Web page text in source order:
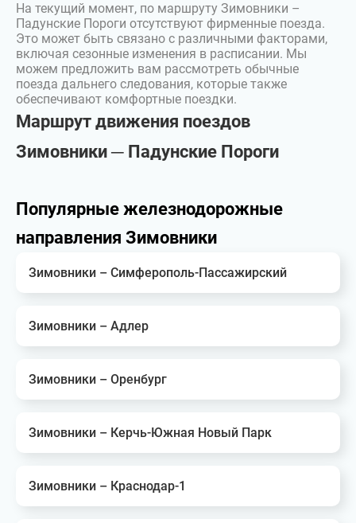
На текущий момент, по маршруту Зимовники –
Падунские Пороги отсутствуют фирменные поезда.
Это может быть связано с различными факторами,
включая сезонные изменения в расписании. Мы
можем предложить вам рассмотреть обычные
поезда дальнего следования, которые также
обеспечивают комфортные поездки.
Маршрут движения поездов
Зимовники ─ Падунские Пороги
Популярные железнодорожные
направления Зимовники
Зимовники – Симферополь-Пассажирский
Зимовники – Адлер
Зимовники – Оренбург
Зимовники – Керчь-Южная Новый Парк
Зимовники – Краснодар-1